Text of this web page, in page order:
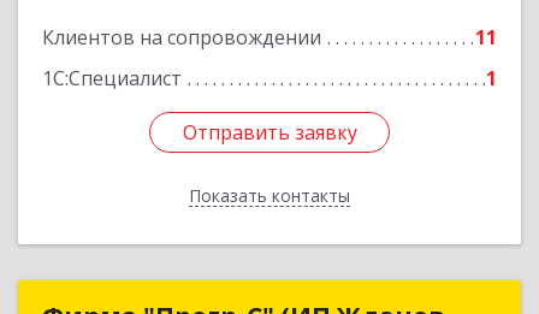
Клиентов на сопровождении
11
1С:Специалист
1
Отправить заявку
Показать контакты
Отправить заявку
Назад